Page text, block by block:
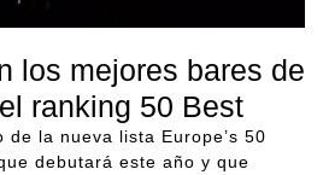
los mejores bares de
ranking 50 Best
la nueva lista Europe’s 50
debutará este año y que